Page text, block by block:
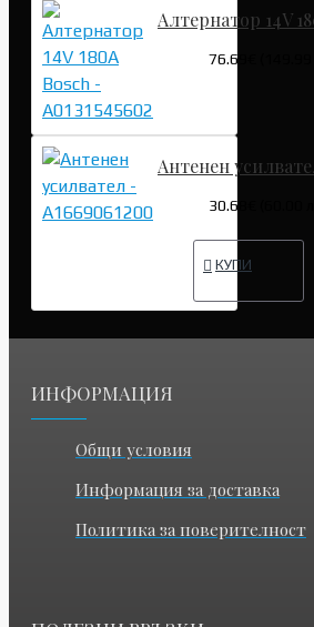
Алтернатор 14V
76.69€ (149.99
Антенен
30.68€ (60.00
КУПИ
ИНФОРМАЦИЯ
Общи условия
Информация за доставка
Политика за поверителност